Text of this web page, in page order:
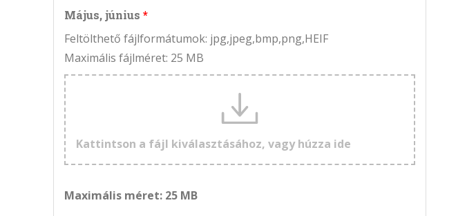
Május, június
Feltölthető fájlformátumok: jpg,jpeg,bmp,png,HEIF
Maximális fájlméret: 25 MB
Kattintson a fájl kiválasztásához, vagy húzza ide
Maximális méret: 25 MB